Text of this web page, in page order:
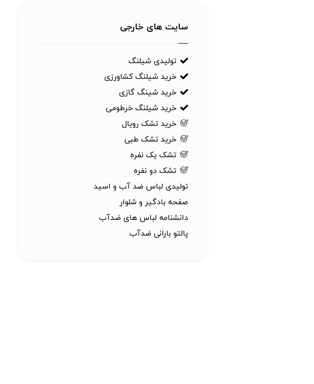
سایت های خارجی
تولیدی شیلنگ
خرید شیلنگ کشاورزی
خرید شینگ گازی
خرید شیلنگ خرطومی
خرید تشک رویال
خرید تشک طبی
تشک یک نفره
تشک دو نفره
تولیدی لباس ضد آب و اسید
صفحه بادگیر و شلوار
دانشنامه لباس های ضدآب
پالتو بارانی ضدآب